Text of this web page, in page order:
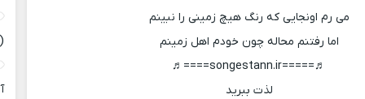
می رم اونجایی که رنگ هیچ زمینی را نبینم
اما رفتنم محاله چون خودم اهل زمینم
♬=====songestann.ir====♬
لذت ببرید